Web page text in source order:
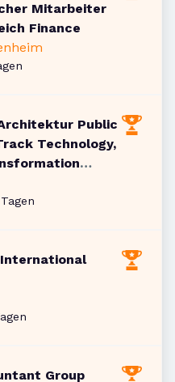
Mitarbeiter
Finance
Public
Technology,
Group